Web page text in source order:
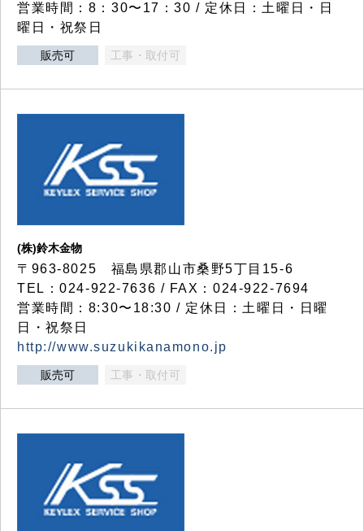
営業時間：8：30〜17：30 / 定休日：土曜日・日
曜日・祝祭日
販売可 工事・取付可
(株)鈴木金物
〒963-8025 福島県郡山市桑野5丁目15-6
TEL：024-922-7636 / FAX：024-922-7694
営業時間：8:30〜18:30 / 定休日：土曜日・日曜
日・祝祭日
http://www.suzukikanamono.jp
販売可 工事・取付可